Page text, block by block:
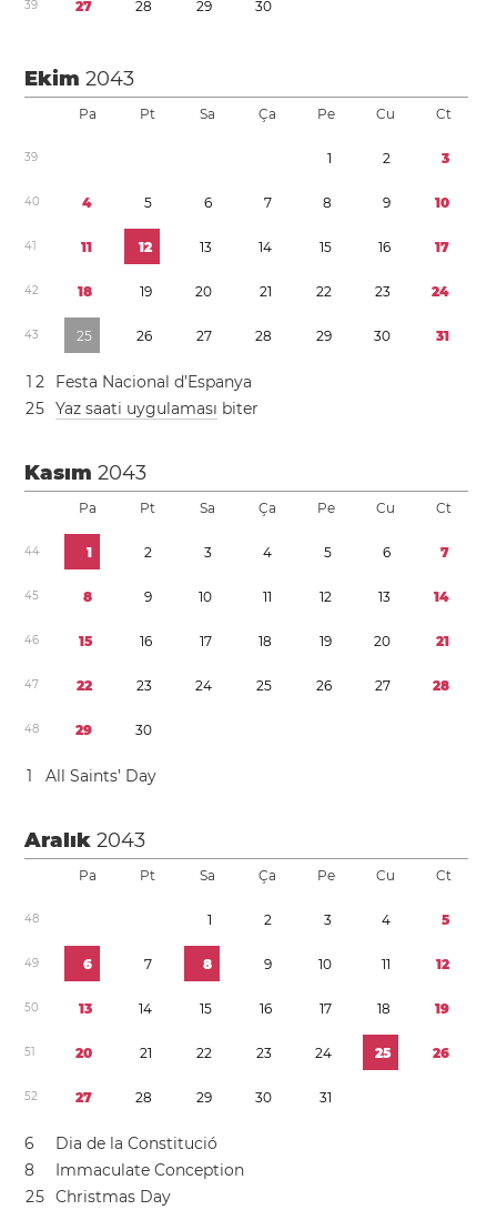
39 27 28 29 30
Ekim2043
Pa Pt Sa Ça Pe Cu Ct
39 1 2 3
40 4 5 6 7 8 9 10
41 11 12 13 14 15 16 17
42 18 19 20 21 22 23 24
43 25 26 27 28 29 30 31
1 2
Festa Nacional d’Espanya
25 Yaz saati uygulaması biter
Kasım2043
Pa Pt Sa Ça Pe Cu Ct
44 1 2 3 4 5 6 7
45 8 9 10 11 12 13 14
46 15 16 17 18 19 20 21
47 22 23 24 25 26 27 28
48 29 30
1 All Saints’ Day
Aralık2043
Pa Pt Sa Ça Pe Cu Ct
48 1 2 3 4 5
49 6 7 8 9 10 11 12
50 13 14 15 16 17 18 19
51 20 21 22 23 24 25 26
52 27 28 29 30 31
6
Dia de la Constitució
8
Immaculate Conception
25 Christmas Day